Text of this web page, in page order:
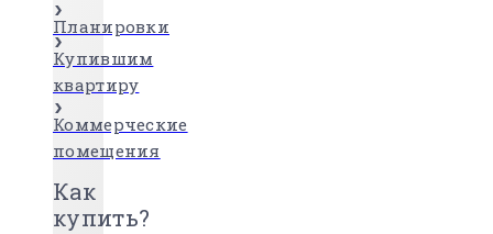
Планировки
Купившим
квартиру
Коммерческие
помещения
Как
купить?